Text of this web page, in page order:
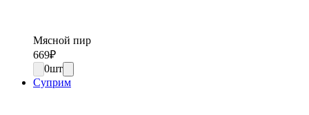
Мясной пир
669₽
0шт
Суприм